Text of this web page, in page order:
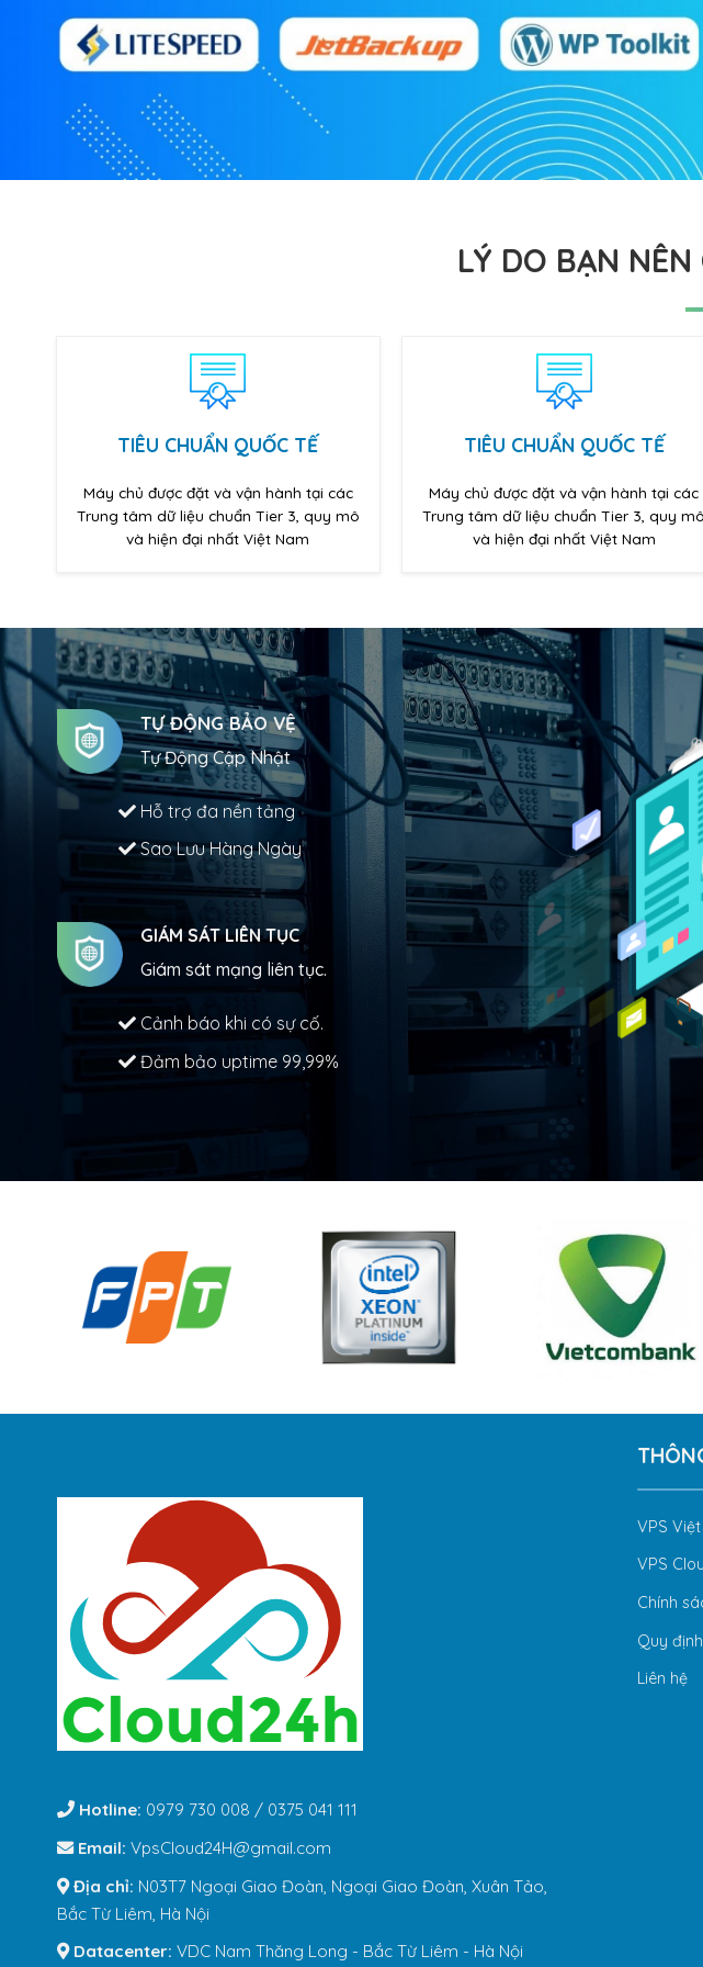
LÝ DO BẠN
TIÊU CHUẨN QUỐC TẾ
Máy chủ được đặt và vận hành tại các
Trung tâm dữ liệu chuẩn Tier 3, quy mô
và hiện đại nhất Việt Nam
TIÊU CHUẨN QUỐC TẾ
Máy chủ được đặt và vận hành tại các
Trung tâm dữ liệu chuẩn Tier 3, quy mô
và hiện đại nhất Việt Nam
TỰ ĐỘNG BẢO VỆ
Tự Động Cập Nhật
Hỗ trợ đa nền tảng
Sao Lưu Hàng Ngày
GIÁM SÁT LIÊN TỤC
Giám sát mạng liên tục.
Cảnh báo khi có sự cố.
Đảm bảo uptime 99,99%
Hotline: 0979 730 008 / 0375 041 111
Email: VpsCloud24H@gmail.com
Địa chỉ: N03T7 Ngoại Giao Đoàn, Ngoại Giao Đoàn, Xuân Tảo,
Bắc Từ Liêm, Hà Nội
Datacenter: VDC Nam Thăng Long - Bắc Từ Liêm - Hà Nội
VPS
VPS
Chính
Quy
Liên hệ